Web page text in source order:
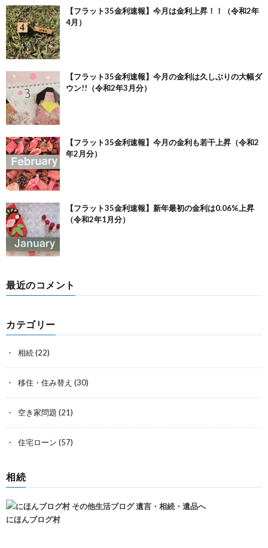
【フラット35金利速報】今月は金利上昇！！（令和2年
4月）
【フラット35金利速報】今月の金利は久しぶりの大幅ダ
ウン!!（令和2年3月分）
【フラット35金利速報】今月の金利も若干上昇（令和2
年2月分）
【フラット35金利速報】新年最初の金利は0.06%上昇
（令和2年1月分）
最近のコメント
カテゴリー
相続(22)
移住・住み替え (30)
空き家問題 (21)
住宅ローン (57)
相続
にほんブログ村